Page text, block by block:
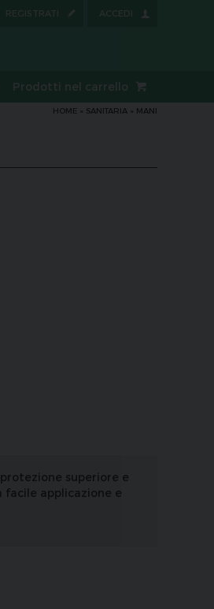
ACCEDI
REGISTRATI
Prodotti nel carrello
HOME » SANITARIA » MANI
superiore e
applicazione e